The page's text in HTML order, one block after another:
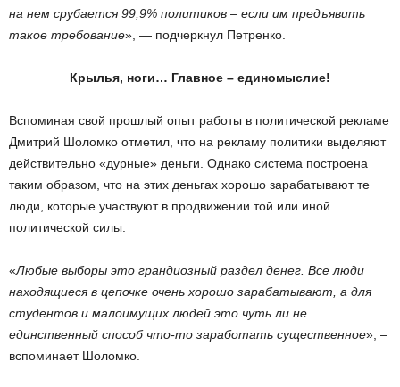
на нем срубается 99,9% политиков – если им предъявить
такое требование», — подчеркнул Петренко.
Крылья, ноги… Главное – единомыслие!
Вспоминая свой прошлый опыт работы в политической рекламе
Дмитрий Шоломко отметил, что на рекламу политики выделяют
действительно «дурные» деньги. Однако система построена
таким образом, что на этих деньгах хорошо зарабатывают те
люди, которые участвуют в продвижении той или иной
политической силы.
«Любые выборы это грандиозный раздел денег. Все люди
находящиеся в цепочке очень хорошо зарабатывают, а для
студентов и малоимущих людей это чуть ли не
единственный способ что-то заработать существенное», –
вспоминает Шоломко.